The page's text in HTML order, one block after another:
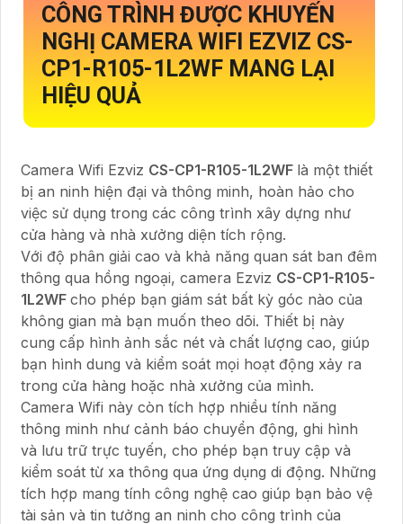
CÔNG TRÌNH ĐƯỢC KHUYẾN
NGHỊ CAMERA WIFI EZVIZ CS-
CP1-R105-1L2WF MANG LẠI
HIỆU QUẢ
Camera Wifi Ezviz CS-CP1-R105-1L2WF là một thiết
bị an ninh hiện đại và thông minh, hoàn hảo cho
việc sử dụng trong các công trình xây dựng như
cửa hàng và nhà xưởng diện tích rộng.
Với độ phân giải cao và khả năng quan sát ban đêm
thông qua hồng ngoại, camera Ezviz CS-CP1-R105-
1L2WF cho phép bạn giám sát bất kỳ góc nào của
không gian mà bạn muốn theo dõi. Thiết bị này
cung cấp hình ảnh sắc nét và chất lượng cao, giúp
bạn hình dung và kiểm soát mọi hoạt động xảy ra
trong cửa hàng hoặc nhà xưởng của mình.
Camera Wifi này còn tích hợp nhiều tính năng
thông minh như cảnh báo chuyển động, ghi hình
và lưu trữ trực tuyến, cho phép bạn truy cập và
kiểm soát từ xa thông qua ứng dụng di động. Những
tích hợp mang tính công nghệ cao giúp bạn bảo vệ
tài sản và tin tưởng an ninh cho công trình của